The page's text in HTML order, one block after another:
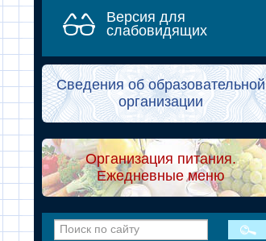
Версия для
слабовидящих
Сведения об образовательной
организации
Организация питания.
Ежедневные меню